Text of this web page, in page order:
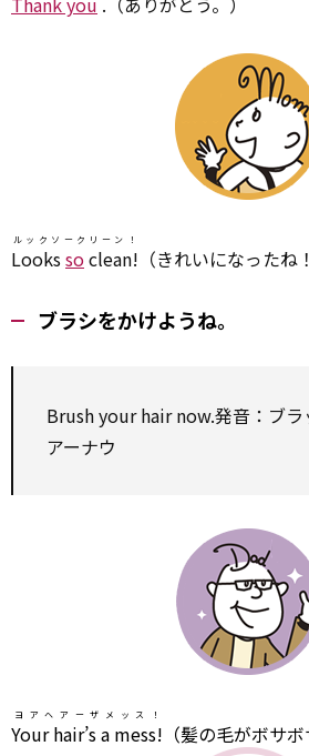
Lookssoclean!
ルックソークリーン！
（きれいになったね
ブラシをかけようね。
Brush your hair now.発音：ブ
アーナウ
Your hair’s a mess!
ヨアヘアーザメッス！
（髪の毛がボサボ